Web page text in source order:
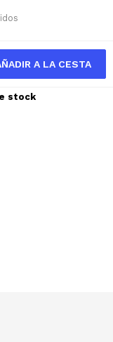
A LA CESTA
stock